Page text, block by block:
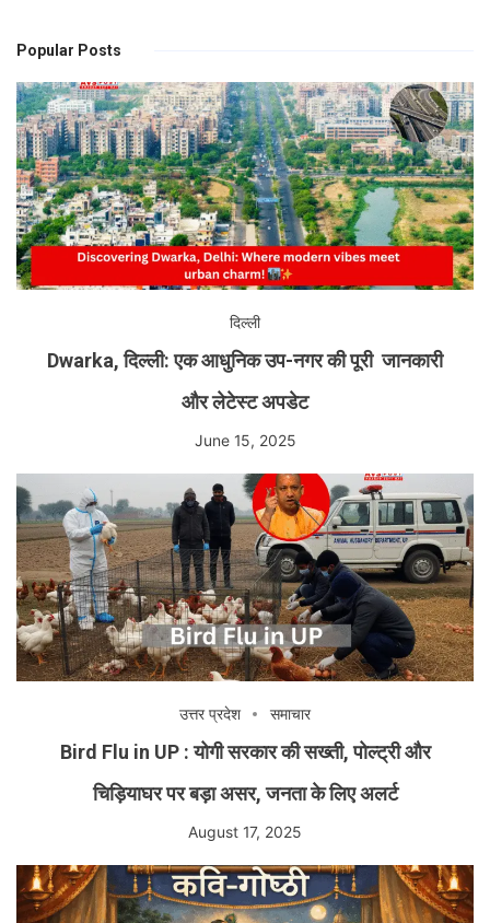
Popular Posts
दिल्ली
Dwarka, दिल्ली: एक आधुनिक उप-नगर की पूरी जानकारी
और लेटेस्ट अपडेट
June 15, 2025
उत्तर प्रदेश समाचार
Bird Flu in UP : योगी सरकार की सख्ती, पोल्ट्री और
चिड़ियाघर पर बड़ा असर, जनता के लिए अलर्ट
August 17, 2025